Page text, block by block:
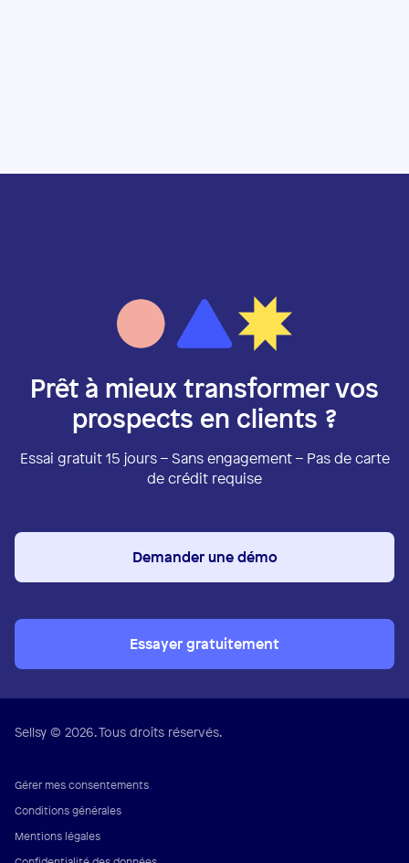
Prêt à mieux transformer vos
prospects en clients ?
Essai gratuit 15 jours – Sans engagement – Pas de carte
de crédit requise
Demander une démo
Essayer gratuitement
Sellsy © 2026. Tous droits réservés.
Gérer mes consentements
Conditions générales
Mentions légales